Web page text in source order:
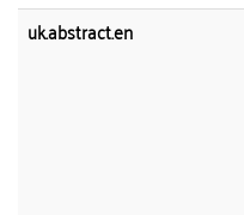
uk.abstract.en